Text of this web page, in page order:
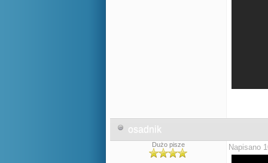
osadnik
Dużo pisze Napisano